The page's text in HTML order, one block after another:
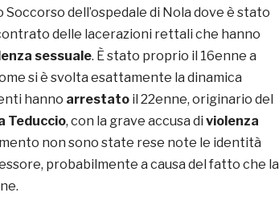
dell’ospedale di Nola dove è stato
delle lacerazioni rettali che hanno
sessuale. È stato proprio il 16enne a
si è svolta esattamente la dinamica
hanno arrestato il 22enne, originario del
Teduccio, con la grave accusa di violenza
non sono state rese note le identità
probabilmente a causa del fatto che la